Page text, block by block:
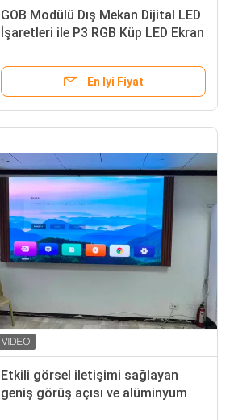
GOB Modülü Dış Mekan Dijital LED
İşaretleri ile P3 RGB Küp LED Ekran
En Iyi Fiyat
Etkili görsel iletişimi sağlayan
geniş görüş açısı ve alüminyum